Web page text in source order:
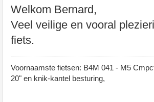
Welkom Bernard,
Veel veilige en vooral
fiets.
Voornaamste fietsen: B4M 041 - M5
20" en knik-kantel besturing,